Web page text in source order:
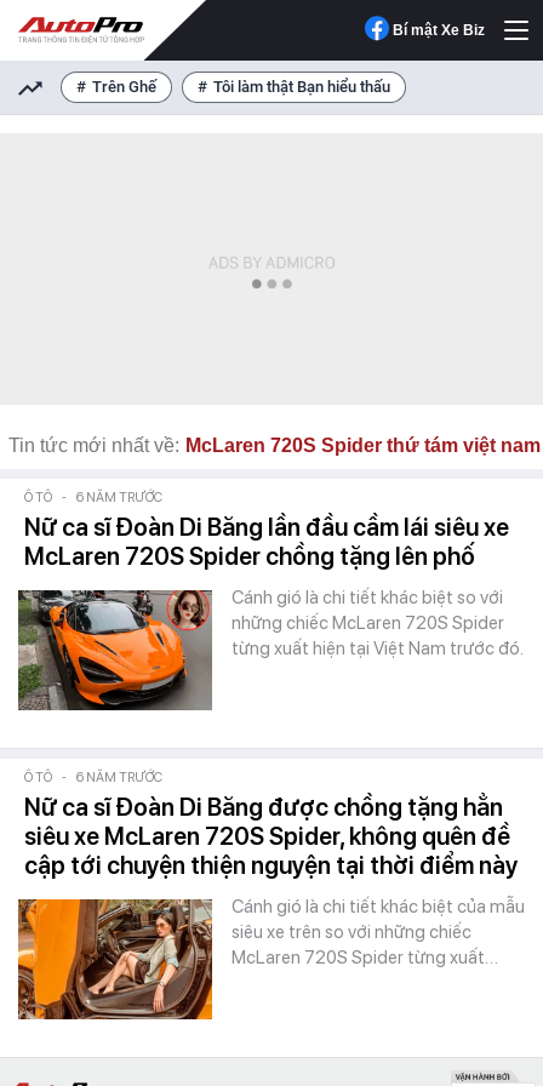
Bí mật Xe Biz
Trên Ghế Tôi làm thật Bạn hiểu thấu
Tin tức mới nhất về: McLaren 720S Spider thứ tám việt nam
Ô TÔ - 6 NĂM TRƯỚC
Nữ ca sĩ Đoàn Di Băng lần đầu cầm lái siêu xe
McLaren 720S Spider chồng tặng lên phố
Cánh gió là chi tiết khác biệt so với
những chiếc McLaren 720S Spider
từng xuất hiện tại Việt Nam trước đó.
Ô TÔ - 6 NĂM TRƯỚC
Nữ ca sĩ Đoàn Di Băng được chồng tặng hẳn
siêu xe McLaren 720S Spider, không quên đề
cập tới chuyện thiện nguyện tại thời điểm này
Cánh gió là chi tiết khác biệt của mẫu
siêu xe trên so với những chiếc
McLaren 720S Spider từng xuất…